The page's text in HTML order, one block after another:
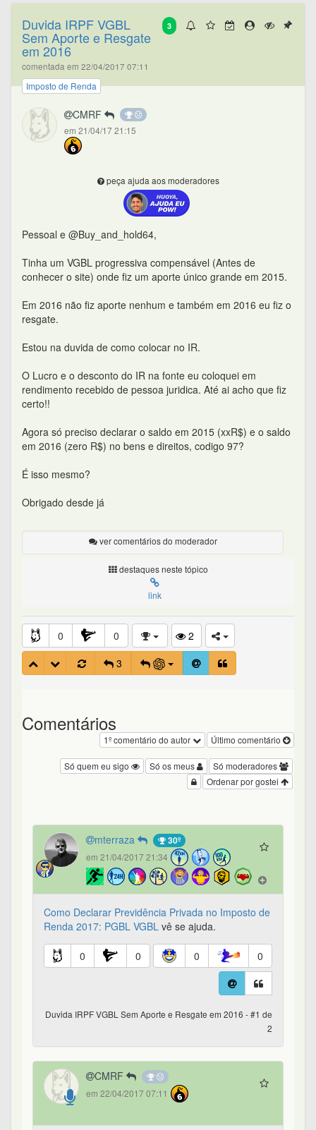
3
Duvida IRPF VGBL
Sem Aporte e Resgate
em 2016
comentada em 22/04/2017 07:11
Imposto de Renda
CMRF
em 21/04/17 21:15
peça ajuda aos moderadores
Pessoal e @Buy_and_hold64,
Tinha um VGBL progressiva compensável (Antes de
conhecer o site) onde fiz um aporte único grande em 2015.
Em 2016 não fiz aporte nenhum e também em 2016 eu fiz o
resgate.
Estou na duvida de como colocar no IR.
O Lucro e o desconto do IR na fonte eu coloquei em
rendimento recebido de pessoa juridica. Até ai acho que fiz
certo!!
Agora só preciso declarar o saldo em 2015 (xxR$) e o saldo
em 2016 (zero R$) no bens e direitos, codigo 97?
É isso mesmo?
Obrigado desde já
ver comentários do moderador
destaques neste tópico
link
0 0
2
3
Comentários
Último comentário
1º comentário do autor
Só moderadores
Só os meus
Só quem eu sigo
Ordenar por gostei
mterraza 30º
em 21/04/2017 21:34
Como Declarar Previdência Privada no Imposto de
Renda 2017: PGBL VGBL vê se ajuda.
0 0 0 0
Duvida IRPF VGBL Sem Aporte e Resgate em 2016 - #1 de
2
CMRF
em 22/04/2017 07:11